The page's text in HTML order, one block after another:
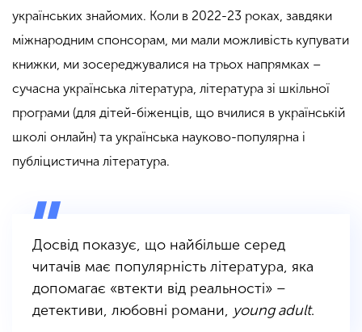
українських знайомих. Коли в 2022-23 роках, завдяки
міжнародним спонсорам, ми мали можливість купувати
книжки, ми зосереджувалися на трьох напрямках –
сучасна українська література, література зі шкільної
програми (для дітей-біженців, що вчилися в українській
школі онлайн) та українська науково-популярна і
публіцистична література.
Досвід показує, що найбільше серед
читачів має популярність література, яка
допомагає «втекти від реальності» –
детективи, любовні романи, young adult.